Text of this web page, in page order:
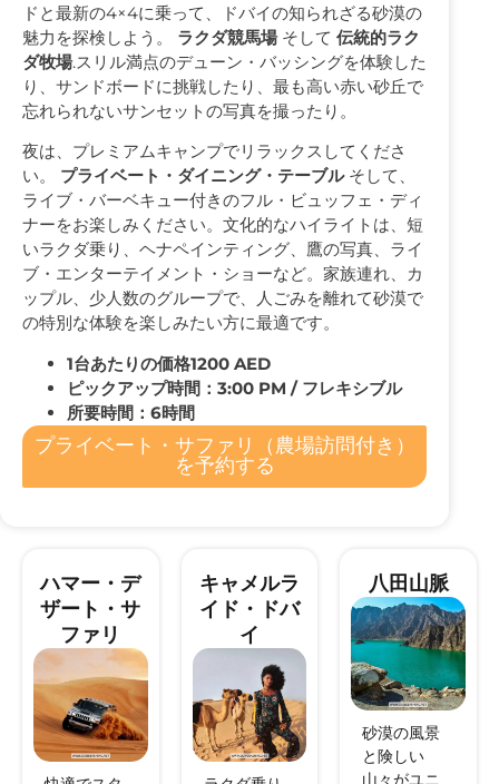
ドと最新の4×4に乗って、ドバイの知られざる砂漠の
魅力を探検しよう。 ラクダ競馬場 そして 伝統的ラク
ダ牧場.スリル満点のデューン・バッシングを体験した
り、サンドボードに挑戦したり、最も高い赤い砂丘で
忘れられないサンセットの写真を撮ったり。
夜は、プレミアムキャンプでリラックスしてくださ
い。 プライベート・ダイニング・テーブルそして、
ライブ・バーベキュー付きのフル・ビュッフェ・ディ
ナーをお楽しみください。文化的なハイライトは、短
いラクダ乗り、ヘナペインティング、鷹の写真、ライ
ブ・エンターテイメント・ショーなど。家族連れ、カ
ップル、少人数のグループで、人ごみを離れて砂漠で
の特別な体験を楽しみたい方に最適です。
1台あたりの価格1200 AED
ピックアップ時間：3:00 PM / フレキシブル
所要時間：6時間
プライベート・サファリ（農場訪問付き）
を予約する
ハマー・デ
ザート・サ
ファリ
キャメルラ
イド・ドバ
イ
八田山脈
砂漠の風景
と険しい
山々がユニ